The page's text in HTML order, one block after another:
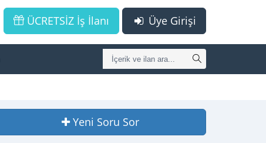
Üye Girişi
ÜCRETSİZ İş İlanı
Yeni Soru Sor